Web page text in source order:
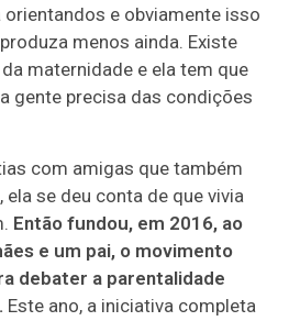
e obviamente isso
menos ainda. Existe
maternidade e ela tem que
gente precisa das condições
com amigas que também
se deu conta de que vivia
Então fundou, em 2016, ao
e um pai, o movimento
debater a parentalidade
Este ano, a iniciativa completa